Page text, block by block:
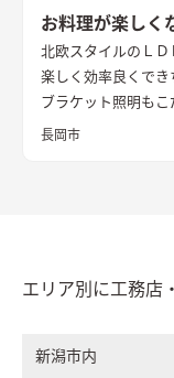
お料理が楽しく
北欧スタイルのＬ
楽しく効率良くでき
ブラケット照明も
壁も目をひきます
長岡市
エリア別に工務店
新潟市内